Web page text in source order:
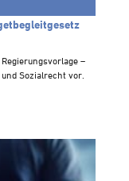
–
Sozialrecht vor.